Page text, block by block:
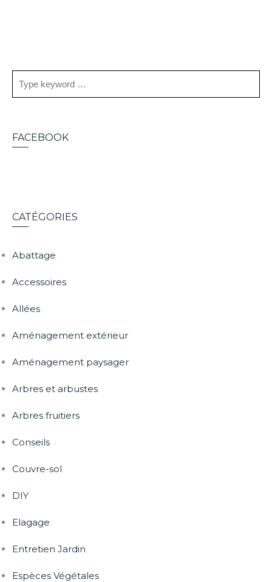
FACEBOOK
CATÉGORIES
Abattage
Accessoires
Allées
Aménagement extérieur
Aménagement paysager
Arbres et arbustes
Arbres fruitiers
Conseils
Couvre-sol
DIY
Elagage
Entretien Jardin
Espèces Végétales